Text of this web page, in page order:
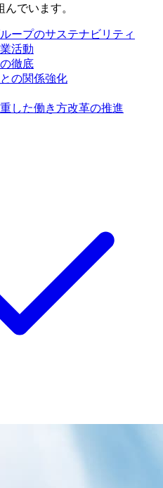
でいます。
ープのサステナビリティ
活動
徹底
の関係強化
した働き方改革の推進